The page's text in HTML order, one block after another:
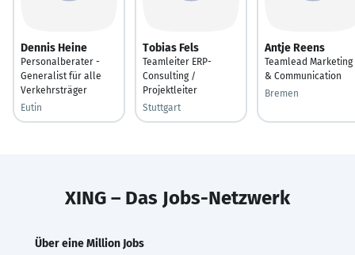
Dennis Heine
Personalberater -
Generalist für alle
Verkehrsträger
Eutin
Tobias Fels
Teamleiter ERP-
Consulting /
Projektleiter
Stuttgart
Antje Reens
Teamlead Marketing
& Communication
Bremen
XING – Das Jobs-Netzwerk
Über eine Million Jobs